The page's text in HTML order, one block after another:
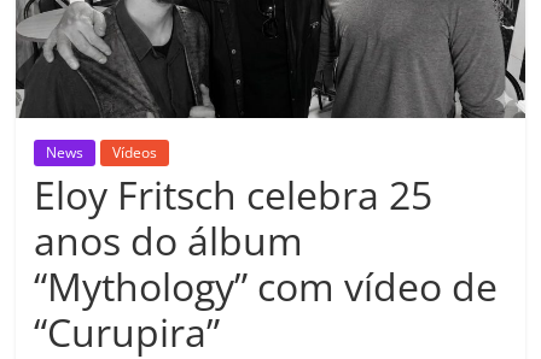
News Vídeos
Eloy Fritsch celebra 25
anos do álbum
“Mythology” com vídeo de
“Curupira”